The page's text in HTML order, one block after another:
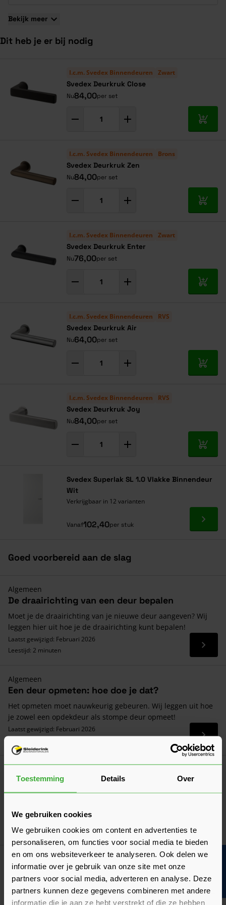
Toestemming Details Over
We gebruiken cookies
We gebruiken cookies om content en advertenties te
personaliseren, om functies voor social media te bieden
en om ons websiteverkeer te analyseren. Ook delen we
informatie over je gebruik van onze site met onze
partners voor social media, adverteren en analyse. Deze
partners kunnen deze gegevens combineren met andere
informatie die je aan ze hebt verstrekt of die ze hebben
Bekijk meer
Dit heb je er bij nodig
I.c.m. Svedex Binnendeuren Zwart
Svedex Deurkruk Close
Nu84,00per set
In
I.c.m. Svedex Binnendeuren Brons
Svedex Deurkruk Zen
Nu84,00per set
In
I.c.m. Svedex Binnendeuren Zwart
Svedex Deurkruk Enter
Nu76,00per set
In
I.c.m. Svedex Binnendeuren RVS
Svedex Deurkruk Air
Nu64,00per set
In
I.c.m. Svedex Binnendeuren RVS
Svedex Deurkruk Joy
Nu84,00per set
In
Svedex Superlak SL 1.0 Vlakke Binnendeur
Wit
Verkrijgbaar in 12 varianten
Vanaf102,40per stuk Ga
Goed voorbereid aan de slag
Algemeen
De draairichting van een deur bepalen
Moet je de draairichting van je nieuwe deur aangeven? Wij
leggen hier uit hoe je de draairichting kunt bepalen!
Laatst gewijzigd: Februari 2026
Leestijd: 2 minuten
Lees
Algemeen
Een deur opmeten: hoe doe je dat?
Het opmeten moet nauwkeurig gebeuren. Wij leggen uit hoe
je zowel een opdekdeur als stompe deur opmeet!
Laatst gewijzigd: Februari 2026
Lees
Deur afhangen
Met behulp van deze handleiding kun je zelf succesvol een
Laatst gewijzigd: April 2026
Leestijd: 1 minuut
Verwerkingsadvies
Verwerkingsadvies Deuren
Een overzicht met belangrijke aandachtspunten en tips bij de
ontvangst én het verwerken van deuren!